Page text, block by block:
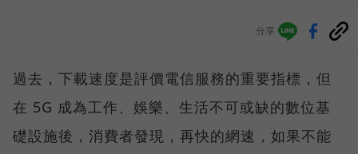
分享
過去，下載速度是評價電信服務的重要指標，但
在 5G 成為工作、娛樂、生活不可或缺的數位基
礎設施後，消費者發現，再快的網速，如果不能